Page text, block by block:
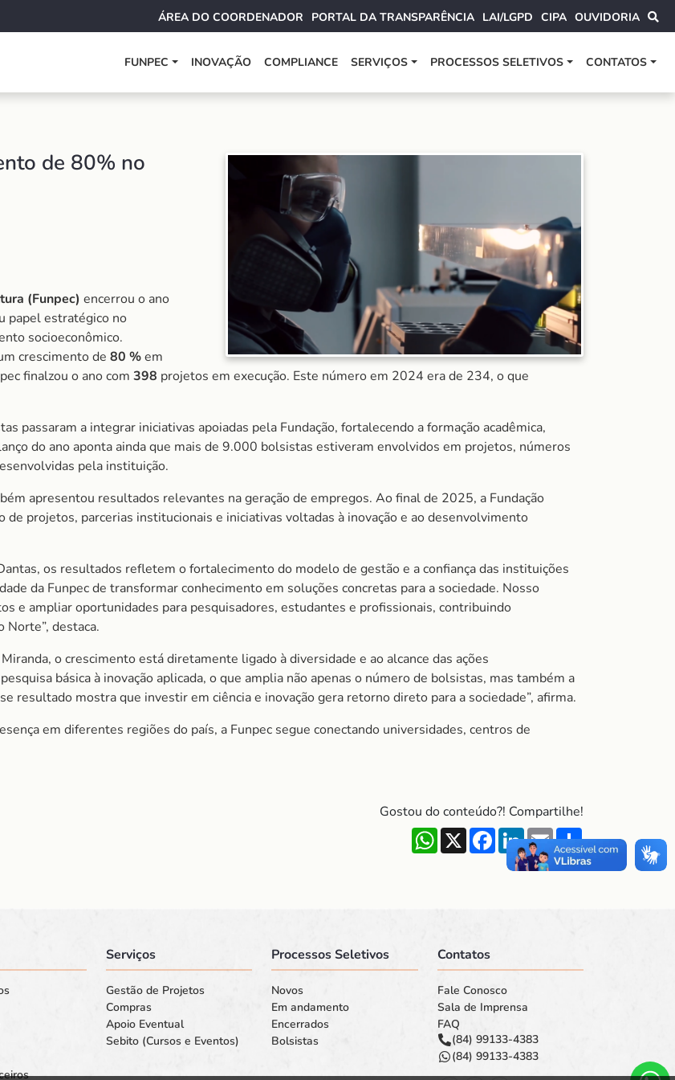
ÁREA DO COORDENADOR PORTAL DA TRANSPARÊNCIA LAI/LGPD CIPA OUVIDORIA
FUNPEC INOVAÇÃO COMPLIANCE SERVIÇOS PROCESSOS SELETIVOS CONTATOS
de 80% no
(Funpec) encerrou o ano
papel estratégico no
socioeconômico.
crescimento de 80 %em
finalzou o ano com 398 projetos em execução. Este número em 2024 era de 234, o que
passaram a integrar iniciativas apoiadas pela Fundação, fortalecendo a formação acadêmica,
do ano aponta ainda que mais de 9.000 bolsistas estiveram envolvidos em projetos, números
pela instituição.
apresentou resultados relevantes na geração de empregos. Ao final de 2025, a Fundação
projetos, parcerias institucionais e iniciativas voltadas à inovação e ao desenvolvimento
os resultados refletem o fortalecimento do modelo de gestão e a confiança das instituições
da Funpec de transformar conhecimento em soluções concretas para a sociedade. Nosso
e ampliar oportunidades para pesquisadores, estudantes e profissionais, contribuindo
destaca.
o crescimento está diretamente ligado à diversidade e ao alcance das ações
básica à inovação aplicada, o que amplia não apenas o número de bolsistas, mas também a
resultado mostra que investir em ciência e inovação gera retorno direto para a sociedade”, afirma.
em diferentes regiões do país, a Funpec segue conectando universidades, centros de
Gostou do conteúdo?! Compartilhe!
WhatsApp
X Facebook
LinkedInEmail
Serviços
Gestão de Projetos
Compras
Apoio Eventual
Sebito (Cursos e Eventos)
Processos Seletivos
Novos
Em andamento
Encerrados
Bolsistas
Contatos
Fale Conosco
Sala de Imprensa
FAQ
(84) 99133-4383
(84) 99133-4383